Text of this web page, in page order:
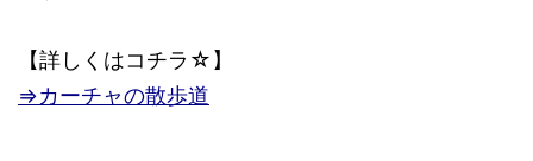
【詳しくはコチラ☆】
⇒カーチャの散歩道